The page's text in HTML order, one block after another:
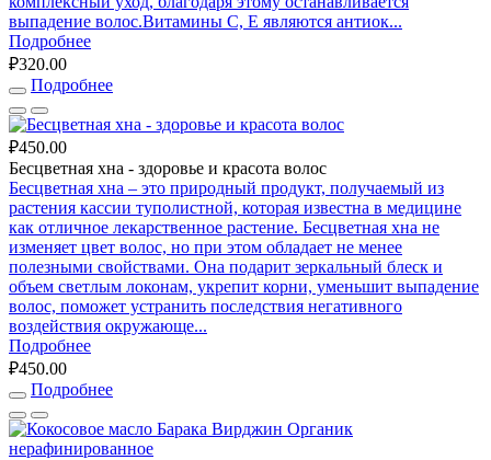
выпадение волос.Витамины C, E являются антиок...
Подробнее
₽320.00
Подробнее
₽450.00
Бесцветная хна - здоровье и красота волос
Бесцветная хна – это природный продукт, получаемый из
растения кассии туполистной, которая известна в медицине
как отличное лекарственное растение. Бесцветная хна не
изменяет цвет волос, но при этом обладает не менее
полезными свойствами. Она подарит зеркальный блеск и
объем светлым локонам, укрепит корни, уменьшит выпадение
волос, поможет устранить последствия негативного
воздействия окружающе...
Подробнее
₽450.00
Подробнее